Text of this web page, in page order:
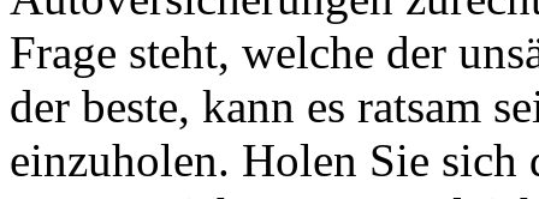
Frage steht, welche der
der beste, kann es ratsam
einzuholen. Holen Sie sich